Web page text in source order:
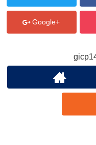
Google+